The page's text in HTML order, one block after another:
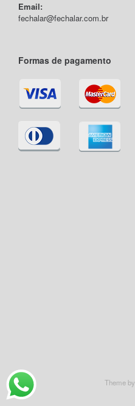
Email:
fechalar@fechalar.com.br
Formas de pagamento
Theme by